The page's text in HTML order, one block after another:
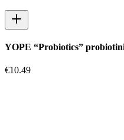
YOPE “Probiotics”
€10.49